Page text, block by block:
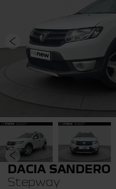
DACIA SANDERO
Stepway